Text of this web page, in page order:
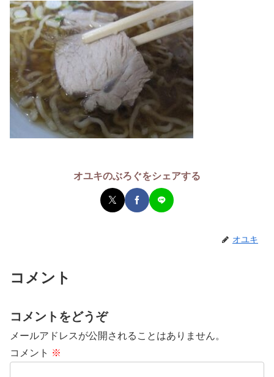
オユキのぶろぐをシェアする
オユキ
コメント
コメントをどうぞ
メールアドレスが公開されることはありません。
コメント ※